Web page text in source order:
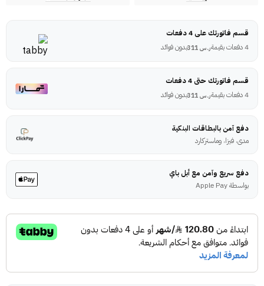
قسم فاتورتك على 4 دفعات
4 دفعات بقيمة
ر.س بدون فوائد
قسم فاتورتك حتى 4 دفعات
4 دفعات بقيمة
ر.س بدون فوائد
دفع آمن بالبطاقات البنكية
مدى، فيزا، وماستركارد
دفع سريع وآمن مع أبل باي
بواسطة Apple Pay